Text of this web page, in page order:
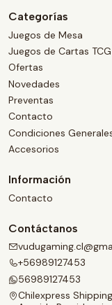
Categorías
Juegos de Mesa
Juegos de Cartas TCG
Ofertas
Novedades
Preventas
Contacto
Condiciones
Accesorios
Información
Contacto
Contáctanos
+56989127453
56989127453
Chilexpress